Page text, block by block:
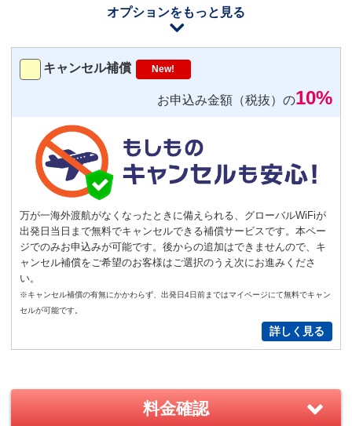
オプションをもっと見る
－
Android用 －
Bluetoothイヤホン対応
トランスミッター
220円/日（税込）
－ 0 ＋
便利 返却不要
気圧コントロール機能付き耳栓
キャンセル補償 New!
お申込み金額（税抜）の10%
万が一海外渡航がなくなったときに備えられる、グローバルWiFiが
出発日当日まで無料でキャンセルできる補償サービスです。本ペー
ジでのみお申込みが可能です。後からの追加はできませんので、キ
ャンセル補償をご希望のお客様はご選択のうえ次にお進みくださ
い。
※キャンセル補償の有無にかかわらず、出発日4日前まではマイページにて無料でキャン
セルが可能です。
詳しく見る
料金確認